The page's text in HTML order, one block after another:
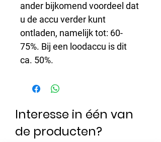
ander bijkomend voordeel dat
u de accu verder kunt
ontladen, namelijk tot: 60-
75%. Bij een loodaccu is dit
ca. 50%.
Interesse in één van
de producten?